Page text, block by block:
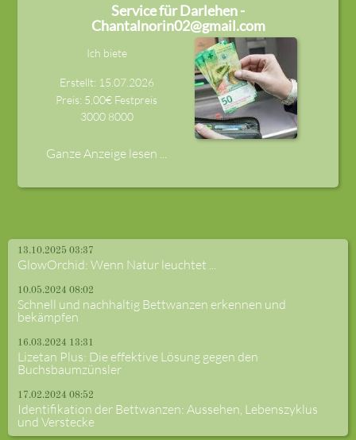
Service für Darlehen -
Chantalnorin02@gmail.com
Ich biete
Erstellt: 15.07.2026
Preis: 5,00€ Festpreis
3000 8000
Ganze Anzeige lesen ...
13.10.2025 03:37
GlowOrchid: Wenn Natur leuchtet ...
10.05.2024 08:02
Schnell und nachhaltig Bettwanzen erkennen und
bekämpfen
16.03.2024 13:31
Lizetan Plus: Die effektive Lösung gegen den
Buchsbaumzünsler
17.02.2024 08:52
Identifikation der Bettwanzen: Aussehen, Lebenszyklus
und Verstecke